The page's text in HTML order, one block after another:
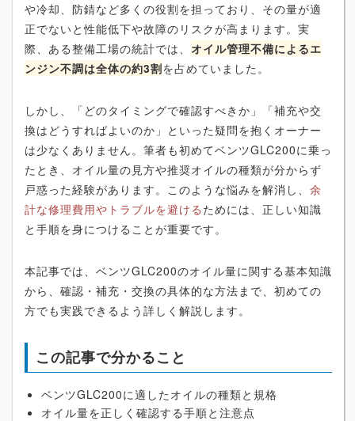
や冷却、防錆など多くの役割を担っており、その量が適
正でないと性能低下や故障のリスクが高まります。実
際、ある整備工場の統計では、 オイル管理不備によるエ
ンジン不調は全体の約3割を占めていました。
しかし、「どのタイミングで確認すべきか」「補充や交
換はどうすればよいのか」といった疑問を抱くオーナー
は少なくありません。筆者も初めてベンツGLC200に乗っ
たとき、オイル量の見方や推奨オイルの種類が分からず
戸惑った経験があります。このような悩みを解消し、 余
計な修理費用やトラブルを避ける ためには、正しい知識
と手順を身につけることが重要です。
本記事では、ベンツGLC200のオイル量に関する基本知識
から、確認・補充・交換の具体的な方法まで、初めての
方でも実践できるよう詳しく解説します。
この記事で分かること
ベンツGLC200に適したオイルの種類と規格
オイル量を正しく確認する手順と注意点